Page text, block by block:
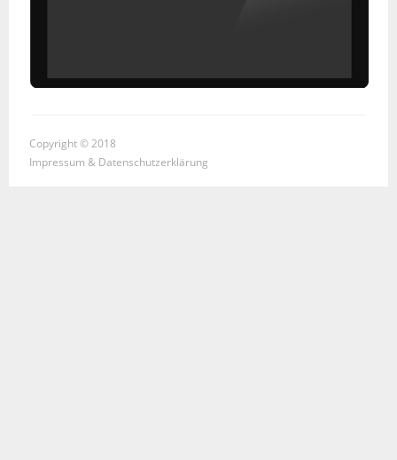
Copyright © 2018
Impressum & Datenschutzerklärung